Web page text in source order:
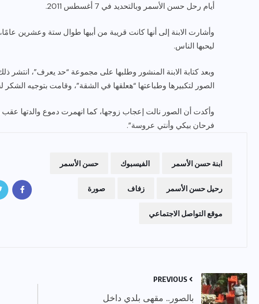
أيام رحل حسن الأسمر وبالتحديد في 7 أغسطس 2011.
وأشارت الابنة إلى أنها كانت قريبة من أبيها طوال ستة وعشرين
ليحبها الناس.
وبعد كتابة الابنة المنشور وطلبها على مجموعة “حد يعرف”،
الصور لتكبيرها وطباعتها “هعلقها في الشقة”، وقامت بتوجيه
وأكدت أن الصور نالت إعجاب زوجها، كما انهمرت دموع والدتها عقب
فرحان بيكي وأنتي عروسة”.
ابنة حسن الأسمر الفيسبوك حسن الأسمر
رحيل حسن الأسمر زفاف صورة
موقع التواصل الاجتماعي
بالصور.. مقهى بلدي داخل